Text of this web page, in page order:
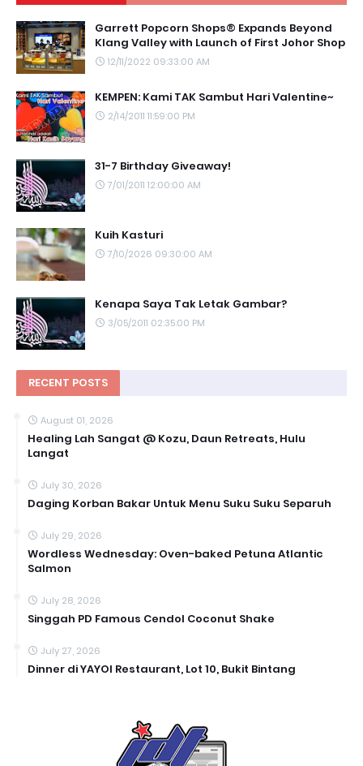
Garrett Popcorn Shops® Expands Beyond
Klang Valley with Launch of First Johor Shop
12/11/2022 09:33:00 AM
KEMPEN: Kami TAK Sambut Hari Valentine~
2/14/2011 11:59:00 PM
31-7 Birthday Giveaway!
7/01/2011 12:00:00 AM
Kuih Kasturi
7/10/2026 09:30:00 AM
Kenapa Saya Tak Letak Gambar?
3/05/2011 02:35:00 PM
RECENT POSTS
August 01, 2026
Healing Lah Sangat @ Kozu, Daun Retreats, Hulu
Langat
July 30, 2026
Daging Korban Bakar Untuk Menu Suku Suku Separuh
July 29, 2026
Wordless Wednesday: Oven-baked Petuna Atlantic
Salmon
July 28, 2026
Singgah PD Famous Cendol Coconut Shake
July 27, 2026
Dinner di YAYOI Restaurant, Lot 10, Bukit Bintang